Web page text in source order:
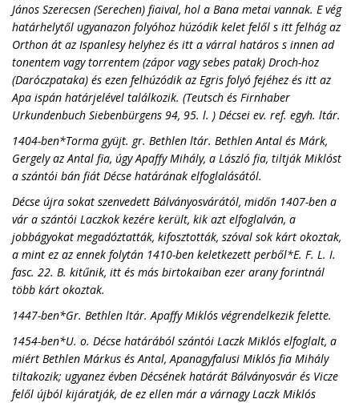
János Szerecsen (Serechen) fiaival, hol a Bana metai vannak. E vég
határhelytől ugyanazon folyóhoz húzódik kelet felől s itt felhág az
Orthon át az Ispanlesy helyhez és itt a várral határos s innen ad
tonentem vagy torrentem (zápor vagy sebes patak) Droch-hoz
(Daróczpataka) és ezen felhúzódik az Egris folyó fejéhez és itt az
Apa ispán határjelével találkozik. (Teutsch és Firnhaber
Urkundenbuch Siebenbürgens 94, 95. l. ) Décsei ev. ref. egyh. ltár.
1404-ben*Torma gyüjt. gr. Bethlen ltár. Bethlen Antal és Márk,
Gergely az Antal fia, úgy Apaffy Mihály, a László fia, tiltják Miklóst
a szántói bán fiát Décse határának elfoglalásától.
Décse újra sokat szenvedett Bálványosvárától, midőn 1407-ben a
vár a szántói Laczkok kezére került, kik azt elfoglalván, a
jobbágyokat megadóztatták, kifosztották, szóval sok kárt okoztak,
a mint ez az ennek folytán 1410-ben keletkezett perből*E. F. L. I.
fasc. 22. B. kitűnik, itt és más birtokaiban ezer arany forintnál
több kárt okoztak.
1447-ben*Gr. Bethlen ltár. Apaffy Miklós végrendelkezik felette.
1454-ben*U. o. Décse határából szántói Laczk Miklós elfoglalt, a
miért Bethlen Márkus és Antal, Apanagyfalusi Miklós fia Mihály
tiltakozik; ugyanez évben Décsének határát Bálványosvár és Vicze
felől újból kijáratják, de ez ellen már a várnagy Laczk Miklós